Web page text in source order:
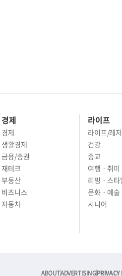
경제
경제
생활경제
금융/증권
재테크
부동산
비즈니스
자동차
라이프
라이프/레저
건강
종교
여행 · 취미
리빙 · 스타
문화 · 예술
시니어
ABOUTADVERTISING